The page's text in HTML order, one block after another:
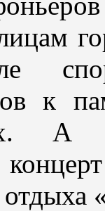
к
А